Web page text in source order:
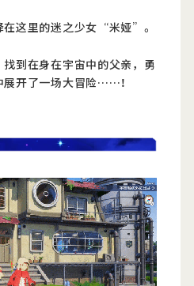
在这里的迷之少女“米娅”。
到在身在宇宙中的父亲，勇
展开了一场大冒险……！